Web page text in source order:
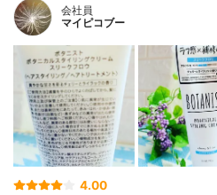
会社員
マイピコブー
4.00